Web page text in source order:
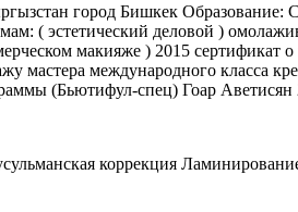
город Бишкек Образование:
( эстетический деловой )
макияже ) 2015 сертификат
мастера международного класса
(Бьютифул-спец) Гоар
коррекция